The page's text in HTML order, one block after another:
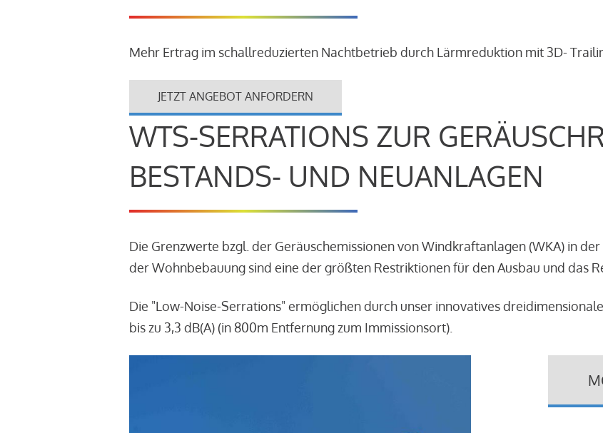
Mehr Ertrag im schallreduzierten Nachtbetrieb durch Lärmreduktion mit 3D-
JETZT ANGEBOT ANFORDERN
WTS-SERRATIONS ZUR
BESTANDS- UND NEUANLAGEN
Die Grenzwerte bzgl. der Geräuschemissionen von Windkraftanlagen (WKA) in
der Wohnbebauung sind eine der größten Restriktionen für den Ausbau und das
Die "Low-Noise-Serrations" ermöglichen durch unser innovatives
bis zu 3,3 dB(A) (in 800m Entfernung zum Immissionsort).